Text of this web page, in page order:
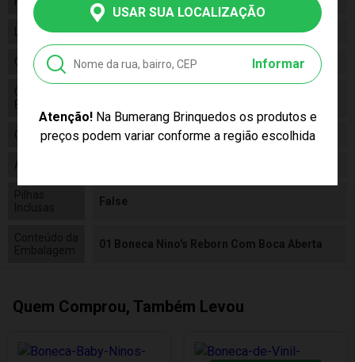
USAR SUA LOCALIZAÇÃO
Informar
Atenção!Na Bumerang Brinquedos os produtos e
preços podem variar conforme a região escolhida
Linha Brinquedo
Código 2211
Código de
Barras
Composição Vinil, tecido
Alimentação
False
01 Boneca Nino's Reborn Com Boca Aberta
Quem Comprou, Também Levou